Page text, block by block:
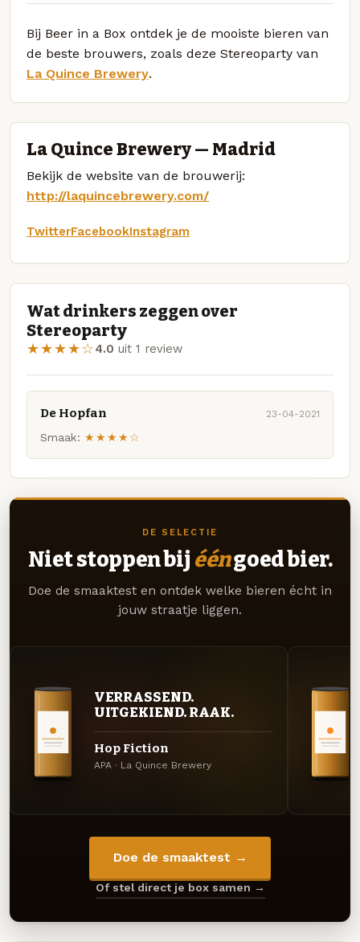
Bij Beer in a Box ontdek je de mooiste bieren van
de beste brouwers, zoals deze Stereoparty van
La Quince Brewery.
La Quince Brewery — Madrid
Bekijk de website van de brouwerij:
http://laquincebrewery.com/
TwitterFacebookInstagram
Wat drinkers zeggen over
Stereoparty
★★★★☆4.0 uit 1 review
De Hopfan 23-04-2021
Smaak: ★★★★☆
DE SELECTIE
Niet stoppen bij ééngoed bier.
Doe de smaaktest en ontdek welke bieren écht in
jouw straatje liggen.
VERRASSEND.
UITGEKIEND. RAAK.
Hop Fiction
APA · La Quince Brewery
Doe de smaaktest →
Of stel direct je box samen →